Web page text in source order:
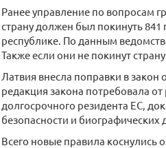
Ранее управление по вопросам
страну должен был покинуть
республике. По данным
Также если они не покинут
Латвия внесла поправки в
редакция закона потребовала
долгосрочного резидента ЕС,
безопасности и биографических
Всего новые правила коснулись